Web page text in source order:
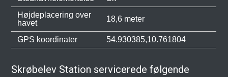
Højdeplacering over
havet
18,6 meter
GPS koordinater 54.930385,10.761804
Skrøbelev Station servicerede følgende